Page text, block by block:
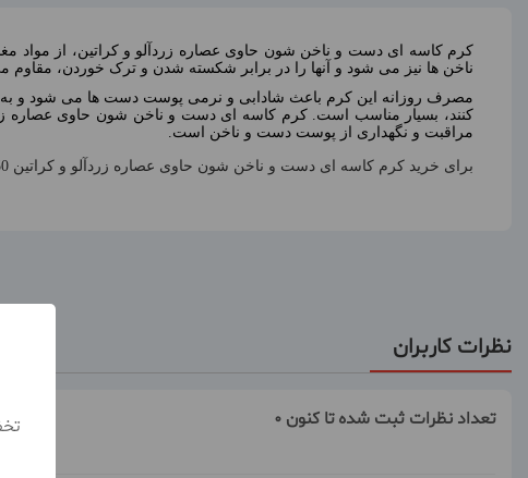
کرم کاسه ای دست و ناخن شون حاوی عصاره زردآلو و کراتین، از مواد
ناخن ها نیز می شود و آنها را در برابر شکسته شدن و ترک خوردن، مقاوم
مصرف روزانه این کرم باعث شادابی و نرمی پوست دست ها می شود و به
کنند، بسیار مناسب است. کرم کاسه ای دست و ناخن شون حاوی عصاره
مراقبت و نگهداری از پوست دست و ناخن است.
برای خرید کرم کاسه ای دست و ناخن شون حاوی عصاره زردآلو و کراتین 150 گرم می توانید این محصول را از سایت همواره تخفیف سین دخت خریداری نمایید.
نظرات کاربران
تعداد نظرات ثبت شده تا کنون 0